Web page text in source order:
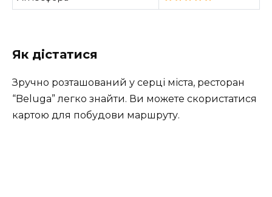
Як дістатися
Зручно розташований у серці міста, ресторан
“Beluga” легко знайти. Ви можете скористатися
картою для побудови маршруту.